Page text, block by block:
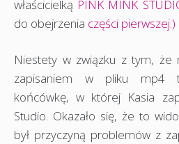
właścicielką PINK MINK
do obejrzenia części pierwszej:)
Niestety w związku z tym, że
zapisaniem w pliku mp4
końcówkę, w której Kasia
Studio. Okazało się, że to
był przyczyną problemów z